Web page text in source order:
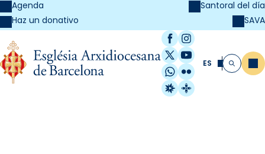
Agenda
Haz un donativo
Santoral del día
SAVA
Facebook
Instagram
X / Twitter
YouTube
WhatsApp
Flickr
Radio Estel
Catalunya
ES Buscar